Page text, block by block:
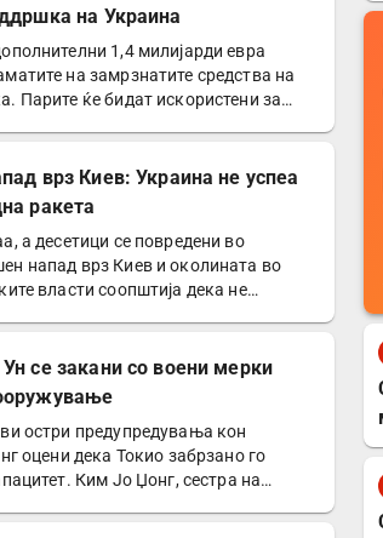
на Украина
1,4 милијарди евра
на замрзнатите средства на
Парите ќе бидат искористени за…
врз Киев: Украина не успеа
ракета
а десетици се повредени во
напад врз Киев и околината во
власти соопштија дека не
се закани со воени мерки
остри предупредувања кон
оцени дека Токио забрзано го
Ким Јо Џонг, сестра на…